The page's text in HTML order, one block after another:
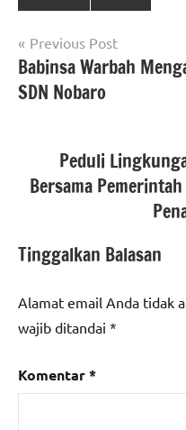
Navigasi
pos
Previous Post
Babinsa Warbah
SDN Nobaro
Peduli
Bersama
Tinggalkan Balasan
Alamat email Anda tidak
wajib ditandai *
Komentar*